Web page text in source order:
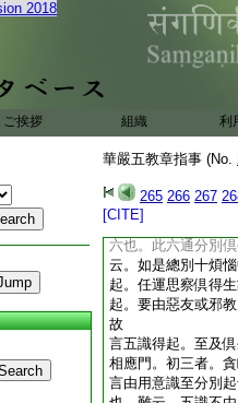
2018
ご挨拶 組織 利
華嚴五教章指事 (No.
265 266 267
[CITE]
有自體。令惠不決
謂於五取蘊。執我
業。七邊見者。謂
行出離爲業。八邪
勝能得清淨。一切
勝能得清淨。無利
識論第六卷説也
言於中四種至餘六
倶生分別門也。餘
六也。此六通分別
云。如是總別十煩
起。任運思察倶得
起。要由惡友或邪
故
言五識得起。至及
相應門。初三者。
言由用意識至分別